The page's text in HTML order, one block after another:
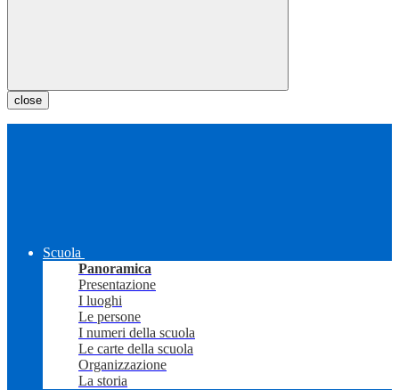
close
Scuola
Panoramica
Presentazione
I luoghi
Le persone
I numeri della scuola
Le carte della scuola
Organizzazione
La storia